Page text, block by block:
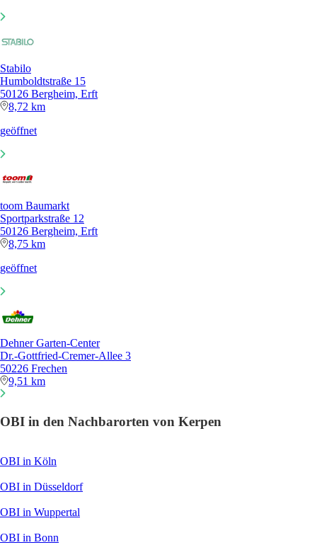
Stabilo
Humboldtstraße 15
50126 Bergheim, Erft
8,72 km
geöffnet
toom Baumarkt
Sportparkstraße 12
50126 Bergheim, Erft
8,75 km
geöffnet
Dehner Garten-Center
Dr.-Gottfried-Cremer-Allee 3
50226 Frechen
9,51 km
OBI in den Nachbarorten von Kerpen
OBI in Köln
OBI in Düsseldorf
OBI in Wuppertal
OBI in Bonn